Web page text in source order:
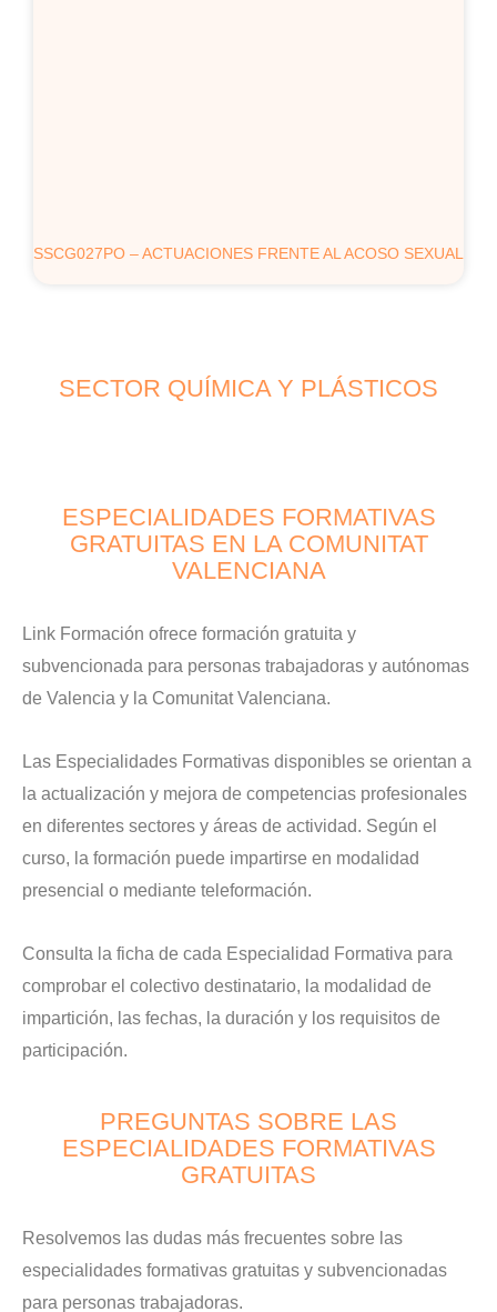
SSCG027PO – ACTUACIONES FRENTE AL ACOSO SEXUAL
SECTOR QUÍMICA Y PLÁSTICOS
ESPECIALIDADES FORMATIVAS
GRATUITAS EN LA COMUNITAT
VALENCIANA
Link Formación ofrece formación gratuita y
subvencionada para personas trabajadoras y autónomas
de Valencia y la Comunitat Valenciana.
Las Especialidades Formativas disponibles se orientan a
la actualización y mejora de competencias profesionales
en diferentes sectores y áreas de actividad. Según el
curso, la formación puede impartirse en modalidad
presencial o mediante teleformación.
Consulta la ficha de cada Especialidad Formativa para
comprobar el colectivo destinatario, la modalidad de
impartición, las fechas, la duración y los requisitos de
participación.
PREGUNTAS SOBRE LAS
ESPECIALIDADES FORMATIVAS
GRATUITAS
Resolvemos las dudas más frecuentes sobre las
especialidades formativas gratuitas y subvencionadas
para personas trabajadoras.